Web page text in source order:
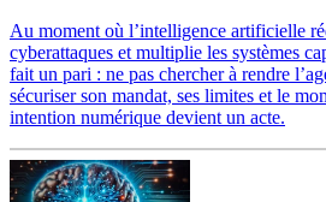
Au moment où l’intelligence artificielle
cyberattaques et multiplie les systèmes
fait un pari : ne pas chercher à rendre
sécuriser son mandat, ses limites et le
intention numérique devient un acte.